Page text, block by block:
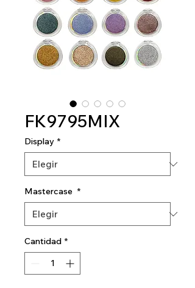
FK9795MIX
Display *
Mastercase *
Cantidad *